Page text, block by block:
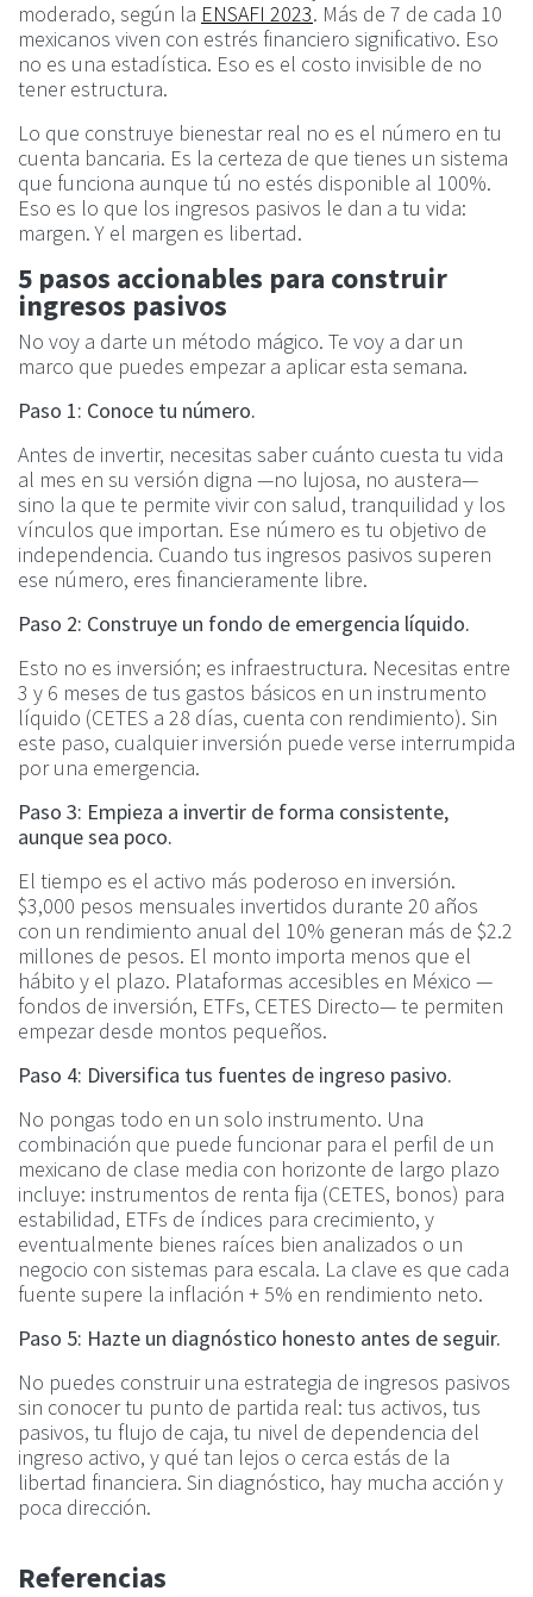
moderado, según la ENSAFI 2023. Más de 7 de cada 10
mexicanos viven con estrés financiero significativo. Eso
no es una estadística. Eso es el costo invisible de no
tener estructura.
Lo que construye bienestar real no es el número en tu
cuenta bancaria. Es la certeza de que tienes un sistema
que funciona aunque tú no estés disponible al 100%.
Eso es lo que los ingresos pasivos le dan a tu vida:
margen. Y el margen es libertad.
5 pasos accionables para construir
ingresos pasivos
No voy a darte un método mágico. Te voy a dar un
marco que puedes empezar a aplicar esta semana.
Paso 1: Conoce tu número.
Antes de invertir, necesitas saber cuánto cuesta tu vida
al mes en su versión digna —no lujosa, no austera—
sino la que te permite vivir con salud, tranquilidad y los
vínculos que importan. Ese número es tu objetivo de
independencia. Cuando tus ingresos pasivos superen
ese número, eres financieramente libre.
Paso 2: Construye un fondo de emergencia líquido.
Esto no es inversión; es infraestructura. Necesitas entre
3 y 6 meses de tus gastos básicos en un instrumento
líquido (CETES a 28 días, cuenta con rendimiento). Sin
este paso, cualquier inversión puede verse interrumpida
por una emergencia.
Paso 3: Empieza a invertir de forma consistente,
aunque sea poco.
El tiempo es el activo más poderoso en inversión.
$3,000 pesos mensuales invertidos durante 20 años
con un rendimiento anual del 10% generan más de $2.2
millones de pesos. El monto importa menos que el
hábito y el plazo. Plataformas accesibles en México —
fondos de inversión, ETFs, CETES Directo— te permiten
empezar desde montos pequeños.
Paso 4: Diversifica tus fuentes de ingreso pasivo.
No pongas todo en un solo instrumento. Una
combinación que puede funcionar para el perfil de un
mexicano de clase media con horizonte de largo plazo
incluye: instrumentos de renta fija (CETES, bonos) para
estabilidad, ETFs de índices para crecimiento, y
eventualmente bienes raíces bien analizados o un
negocio con sistemas para escala. La clave es que cada
fuente supere la inflación + 5% en rendimiento neto.
Paso 5: Hazte un diagnóstico honesto antes de seguir.
No puedes construir una estrategia de ingresos pasivos
sin conocer tu punto de partida real: tus activos, tus
pasivos, tu flujo de caja, tu nivel de dependencia del
ingreso activo, y qué tan lejos o cerca estás de la
libertad financiera. Sin diagnóstico, hay mucha acción y
poca dirección.
Referencias